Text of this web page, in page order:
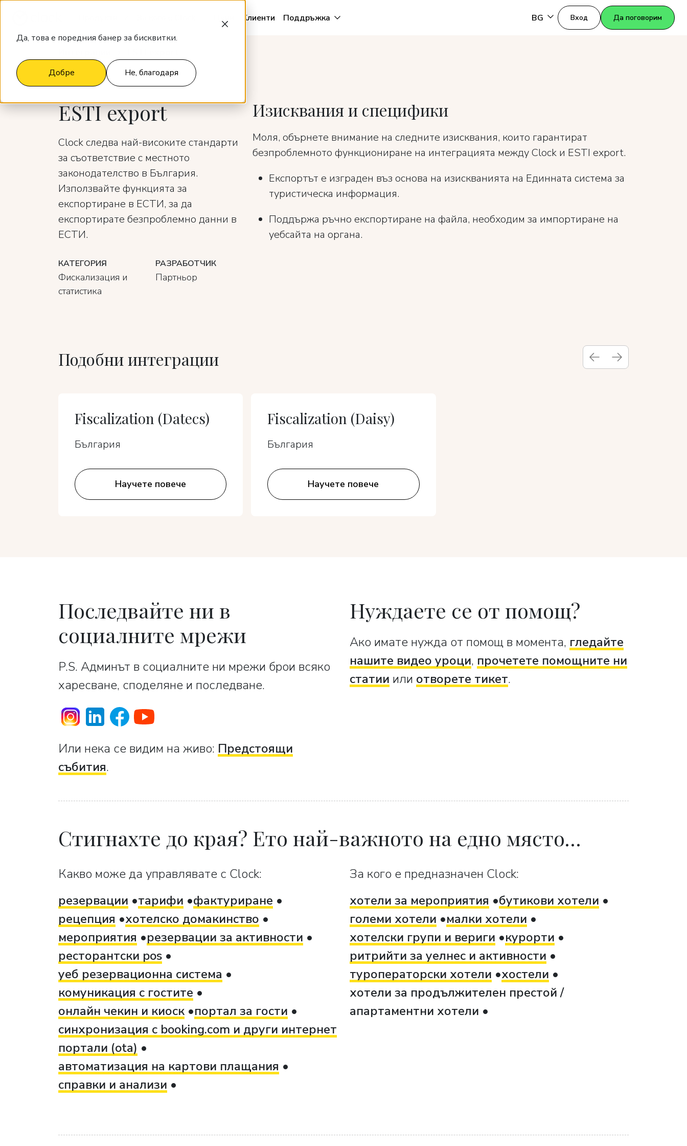
Да, това е поредния банер за бисквитки.
Добре Не, благодаря
Клиенти Поддръжка BG Вход Да поговорим
ESTI export
Clock следва най-високите стандарти
за съответствие с местното
законодателство в България.
Използвайте функцията за
експортиране в ЕСТИ, за да
експортирате безпроблемно данни в
ЕСТИ.
КАТЕГОРИЯ
Фискализация и
статистика
РАЗРАБОТЧИК
Партньор
Изисквания и специфики
Моля, обърнете внимание на следните изисквания, които гарантират
безпроблемното функциониране на интеграцията между Clock и ESTI export.
Експортът е изграден въз основа на изискванията на Единната система за
туристическа информация.
Поддържа ръчно експортиране на файла, необходим за импортиране на
уебсайта на органа.
Подобни интеграции
Fiscalization (Datecs)
България
Научете повече
Fiscalization (Daisy)
България
Научете повече
Последвайте ни в
социалните мрежи
P.S. Админът в социалните ни мрежи брои всяко
харесване, споделяне и последване.
Или нека се видим на живо: Предстоящи
събития.
Нуждаете се от помощ?
Ако имате нужда от помощ в момента, гледайте
нашите видео уроци, прочетете помощните ни
статии или отворете тикет.
Стигнахте до края? Ето най-важното на едно място…
Какво може да управлявате с Clock:
резервации
тарифи
фактуриране
рецепция
хотелско домакинство
мероприятия
резервации за активности
ресторантски pos
уеб резервационна система
комуникация с гостите
онлайн чекин и киоск
портал за гости
синхронизация с booking.com и други интернет
портали (ota)
автоматизация на картови плащания
справки и анализи
За кого е предназначен Clock:
хотели за мероприятия
бутикови хотели
големи хотели
малки хотели
хотелски групи и вериги
курорти
ритрийти за уелнес и активности
туроператорски хотели
хостели
хотели за продължителен престой /
апартаментни хотели